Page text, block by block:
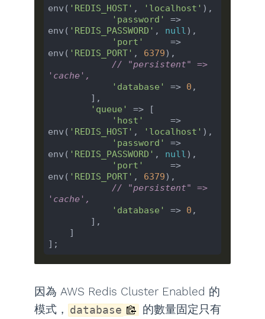
env( 'REDIS_HOST' , 'localhost' ),
'password'
=>
env( 'REDIS_PASSWORD' , null),
'port'
     =>
env( 'REDIS_PORT' , 6379),
// "persistent" =>
'cache',
'database'
=> 0 ,
'queue'
=> [
'host'
     =>
env( 'REDIS_HOST' , 'localhost' ),
'password'
=>
env( 'REDIS_PASSWORD' , null),
'port'
     =>
env( 'REDIS_PORT' , 6379),
// "persistent" =>
'cache',
'database'
=> 0 ,
因為 AWS Redis Cluster Enabled 的
模式， database
的數量固定只有